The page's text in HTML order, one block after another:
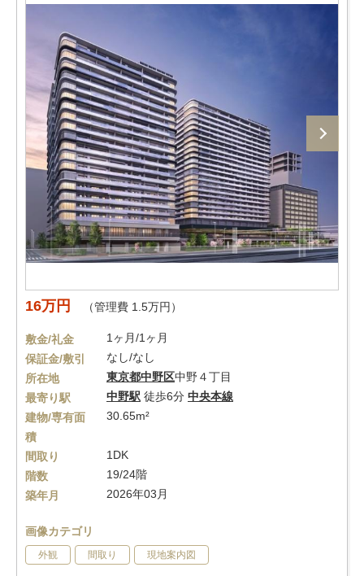
16万円 （管理費 1.5万円）
敷金/礼金
1ヶ月/1ヶ月
保証金/敷引
なし/なし
所在地
東京都中野区中野４丁目
最寄り駅
中野駅 徒歩6分 中央本線
建物/専有面
積
30.65m²
間取り
1DK
階数
19/24階
築年月
2026年03月
画像カテゴリ
外観 間取り 現地案内図